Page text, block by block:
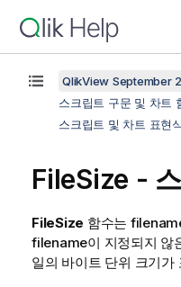
QlikView September
스크립트 구문 및 차트
스크립트 및 차트 표현
FileSize -
FileSize 함수는
filename이 지정되지 않
일의 바이트 단위 크기가